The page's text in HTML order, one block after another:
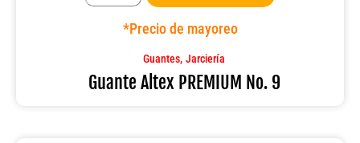
PREMIUM
*Precio de mayoreo
Guantes, Jarciería
Guante Altex PREMIUM No. 9